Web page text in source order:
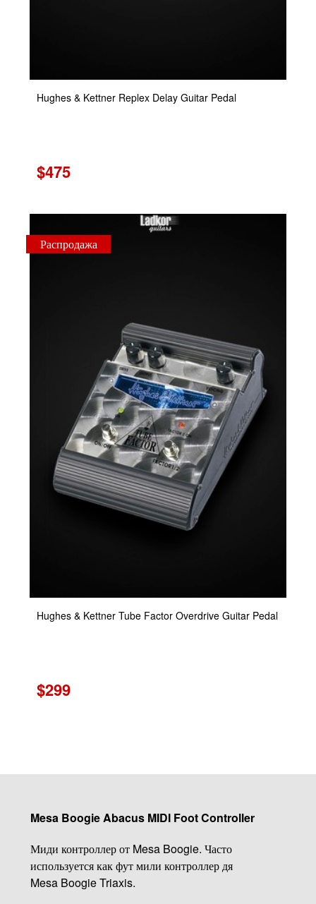
Hughes & Kettner Replex Delay Guitar Pedal
$475
Распродажа
Hughes & Kettner Tube Factor Overdrive Guitar Pedal
$299
Mesa Boogie Abacus MIDI Foot Controller
Миди контроллер от Mesa Boogie. Часто
используется как фут мили контроллер дя
Mesa Boogie Triaxis.